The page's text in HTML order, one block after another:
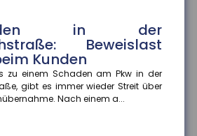
in der
Beweislast
Kunden
zu einem Schaden am Pkw in der
gibt es immer wieder Streit über
Nach einem a...
über KI: Risiko
korrigieren Fehlvorstellungen über
KI nur selten selbst ? das könnte